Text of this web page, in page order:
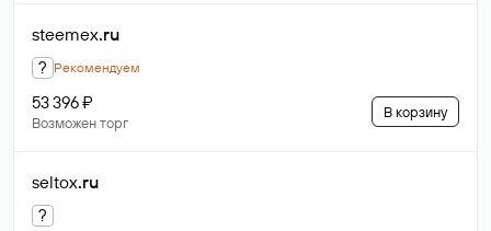
steemex.ru
? Рекомендуем
53 396 ₽
Возможен торг
В корзину
seltox.ru
?